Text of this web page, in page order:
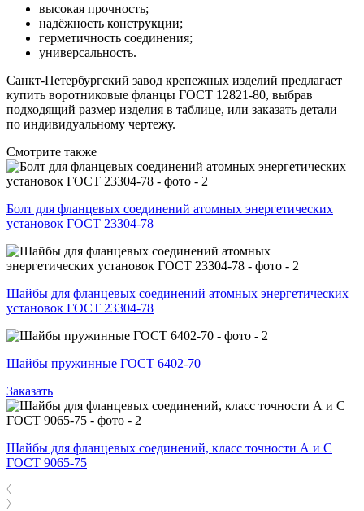
высокая прочность;
надёжность конструкции;
герметичность соединения;
универсальность.
Санкт-Петербургский завод крепежных изделий предлагает
купить воротниковые фланцы ГОСТ 12821-80, выбрав
подходящий размер изделия в таблице, или заказать детали
по индивидуальному чертежу.
Смотрите также
Болт для фланцевых соединений атомных энергетических
установок ГОСТ 23304-78
Шайбы для фланцевых соединений атомных энергетических
установок ГОСТ 23304-78
Шайбы пружинные ГОСТ 6402-70
Заказать
Шайбы для фланцевых соединений, класс точности А и С
ГОСТ 9065-75